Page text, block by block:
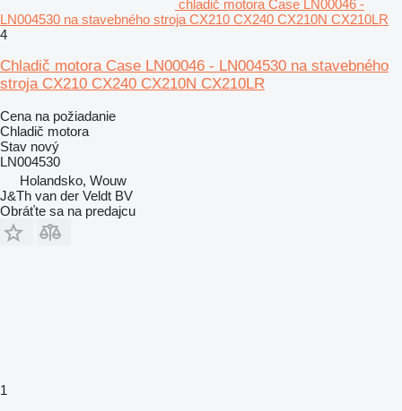
chladič motora Case LN00046 -
LN004530 na stavebného stroja CX210 CX240 CX210N CX210LR
4
Chladič motora Case LN00046 - LN004530 na stavebného
stroja CX210 CX240 CX210N CX210LR
Cena na požiadanie
Chladič motora
Stav nový
LN004530
Holandsko, Wouw
J&Th van der Veldt BV
Obráťte sa na predajcu
1